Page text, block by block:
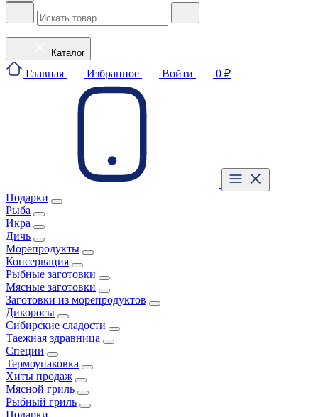
Каталог
Главная Избранное Войти 0 ₽
Подарки
Рыба
Икра
Дичь
Морепродукты
Консервация
Рыбные заготовки
Мясные заготовки
Заготовки из морепродуктов
Дикоросы
Сибирские сладости
Таежная здравница
Специи
Термоупаковка
Хиты продаж
Мясной гриль
Рыбный гриль
Подарки